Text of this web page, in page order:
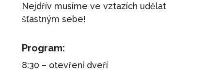
Nejdřív musíme ve vztazích udělat
šťastným sebe!
Program:
8:30 – otevření dveří